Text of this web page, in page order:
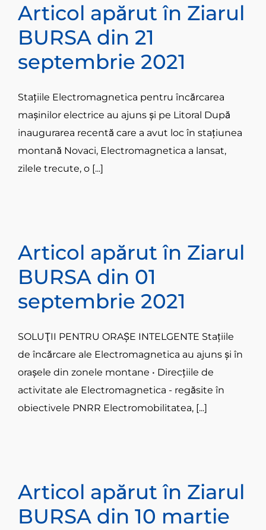
Articol apărut în Ziarul
BURSA din 21
septembrie 2021
Staţiile Electromagnetica pentru încărcarea
maşinilor electrice au ajuns şi pe Litoral După
inaugurarea recentă care a avut loc în staţiunea
montană Novaci, Electromagnetica a lansat,
zilele trecute, o [...]
Articol apărut în Ziarul
BURSA din 01
septembrie 2021
SOLUŢII PENTRU ORAŞE INTELGENTE Staţiile
de încărcare ale Electromagnetica au ajuns şi în
oraşele din zonele montane • Direcţiile de
activitate ale Electromagnetica - regăsite în
obiectivele PNRR Electromobilitatea, [...]
Articol apărut în Ziarul
BURSA din 10 martie